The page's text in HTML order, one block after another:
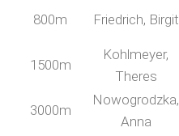
800m Friedrich, Birgit
1500m
Kohlmeyer,
Theres
3000m
Nowogrodzka,
Anna